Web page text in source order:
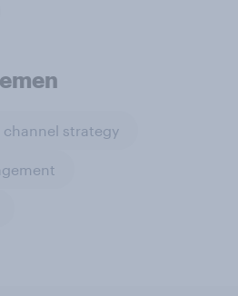
strategy